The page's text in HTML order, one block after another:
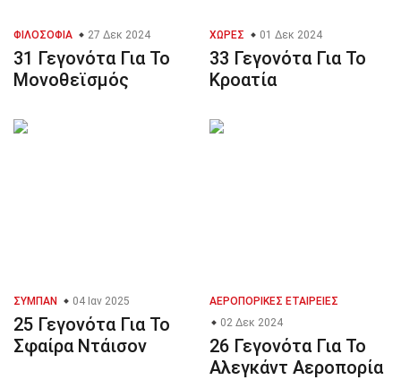
ΦΙΛΟΣΟΦΊΑ 27 Δεκ 2024
31 Γεγονότα Για Το
Μονοθεϊσμός
ΧΏΡΕΣ 01 Δεκ 2024
33 Γεγονότα Για Το
Κροατία
ΣΎΜΠΑΝ 04 Ιαν 2025
25 Γεγονότα Για Το
Σφαίρα Ντάισον
ΑΕΡΟΠΟΡΙΚΈΣ ΕΤΑΙΡΕΊΕΣ
02 Δεκ 2024
26 Γεγονότα Για Το
Αλεγκάντ Αεροπορία